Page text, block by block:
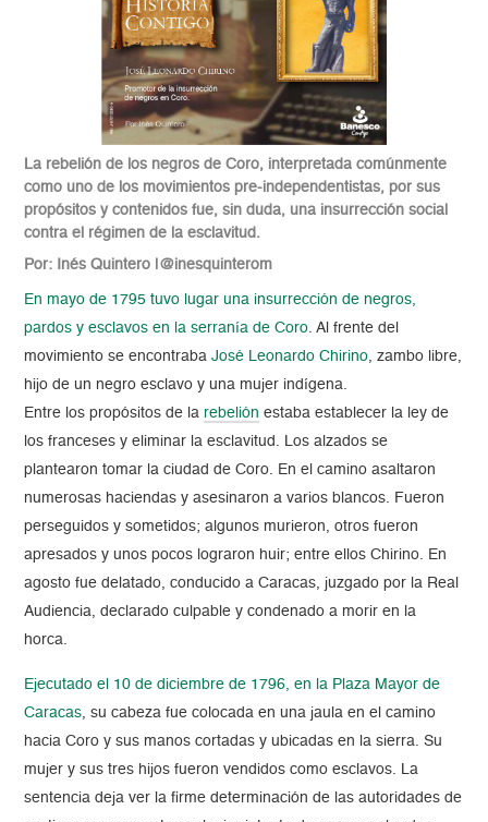
La rebelión de los negros de Coro, interpretada comúnmente
como uno de los movimientos pre-independentistas, por sus
propósitos y contenidos fue, sin duda, una insurrección social
contra el régimen de la esclavitud.
Por: Inés Quintero |@inesquinterom
En mayo de 1795 tuvo lugar una insurrección de negros,
pardos y esclavos en la serranía de Coro. Al frente del
movimiento se encontrabaJosé Leonardo Chirino, zambo libre,
hijo de un negro esclavo y una mujer indígena.
Entre los propósitos de la rebelión estaba establecer la ley de
los franceses y eliminar la esclavitud. Los alzados se
plantearon tomar la ciudad de Coro. En el camino asaltaron
numerosas haciendas y asesinaron a varios blancos. Fueron
perseguidos y sometidos; algunos murieron, otros fueron
apresados y unos pocos lograron huir; entre ellos Chirino. En
agosto fue delatado, conducido a Caracas, juzgado por la Real
Audiencia, declarado culpable y condenado a morir en la
horca.
Ejecutado el 10 de diciembre de 1796, en la Plaza Mayor de
Caracas, su cabeza fue colocada en una jaula en el camino
hacia Coro y sus manos cortadas y ubicadas en la sierra. Su
mujer y sus tres hijos fueron vendidos como esclavos. La
sentencia deja ver la firme determinación de las autoridades de